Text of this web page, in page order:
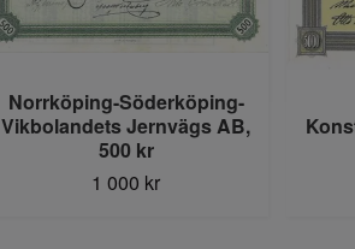
Norrköping-Söderköping-
Vikbolandets Jernvägs AB,
500 kr
1 000 kr